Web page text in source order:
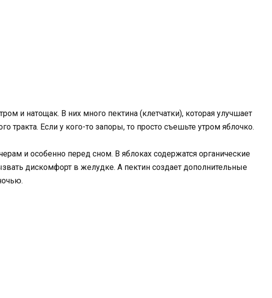
и натощак. В них много пектина (клетчатки), которая улучшает
тракта. Если у кого-то запоры, то просто съешьте утром яблочко.
и особенно перед сном. В яблоках содержатся органические
дискомфорт в желудке. А пектин создает дополнительные